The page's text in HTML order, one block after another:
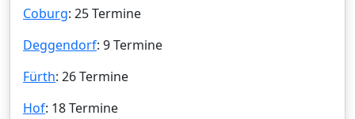
Coburg: 25 Termine
Deggendorf: 9 Termine
Fürth: 26 Termine
Hof: 18 Termine